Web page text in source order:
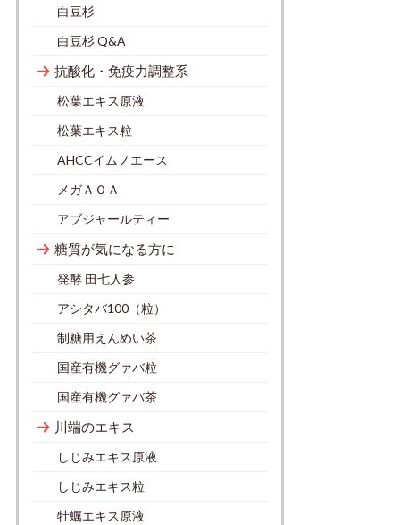
白豆杉
白豆杉 Q&A
抗酸化・免疫力調整系
松葉エキス原液
松葉エキス粒
AHCCイムノエース
メガＡＯＡ
アブジャールティー
糖質が気になる方に
発酵 田七人参
アシタバ100（粒）
制糖用えんめい茶
国産有機グァバ粒
国産有機グァバ茶
川端のエキス
しじみエキス原液
しじみエキス粒
牡蠣エキス原液